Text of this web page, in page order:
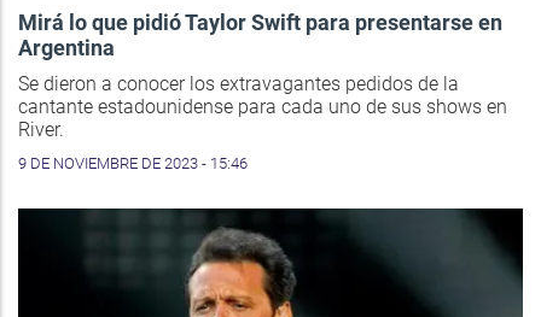
Mirá lo que pidió Taylor Swift para presentarse en
Argentina
Se dieron a conocer los extravagantes pedidos de la
cantante estadounidense para cada uno de sus shows en
River.
9 DE NOVIEMBRE DE 2023 - 15:46